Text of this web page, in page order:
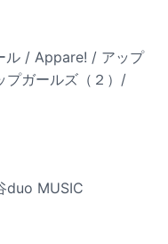
ル / Appare! / アップ
プガールズ（２）/
duo MUSIC